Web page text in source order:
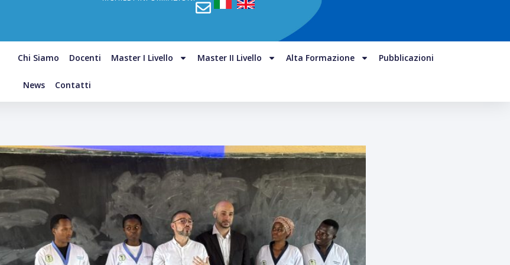
Chi Siamo Docenti Master I Livello Master II Livello Alta Formazione Pubblicazioni
News Contatti